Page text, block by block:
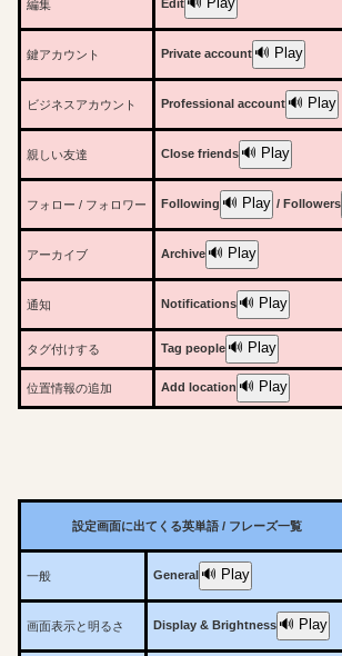
編集 Edit
鍵アカウント Private account 🔊 Play
ビジネスアカウント Professional account 🔊 Play
親しい友達 Close friends 🔊 Play
フォロー / フォロワー Following 🔊 Play / Followers
アーカイブ Archive 🔊 Play
通知 Notifications 🔊 Play
タグ付けする Tag people 🔊 Play
位置情報の追加 Add location 🔊 Play
設定画面に出てくる英単語 / フレーズ一覧
一般 General 🔊 Play
画面表示と明るさ Display & Brightness 🔊 Play